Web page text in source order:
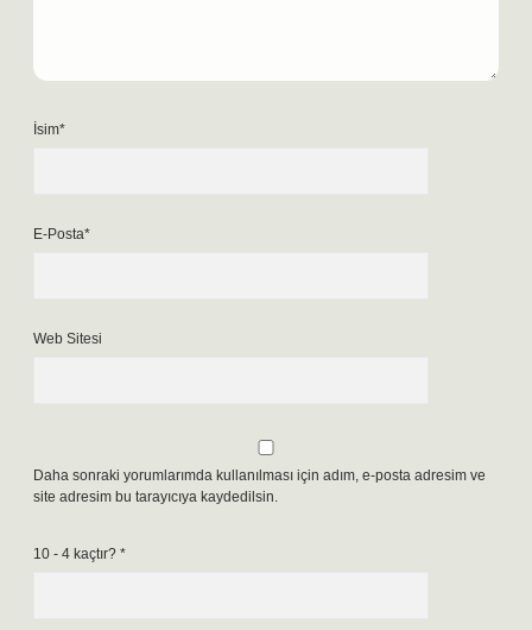
İsim*
E-Posta*
Web Sitesi
Daha sonraki yorumlarımda kullanılması için adım, e-posta adresim ve
site adresim bu tarayıcıya kaydedilsin.
10 - 4 kaçtır? *